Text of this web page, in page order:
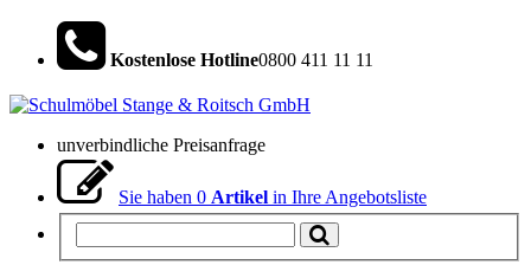
Kostenlose Hotline0800 411 11 11
unverbindliche Preisanfrage
Sie haben 0 Artikel in Ihre Angebotsliste